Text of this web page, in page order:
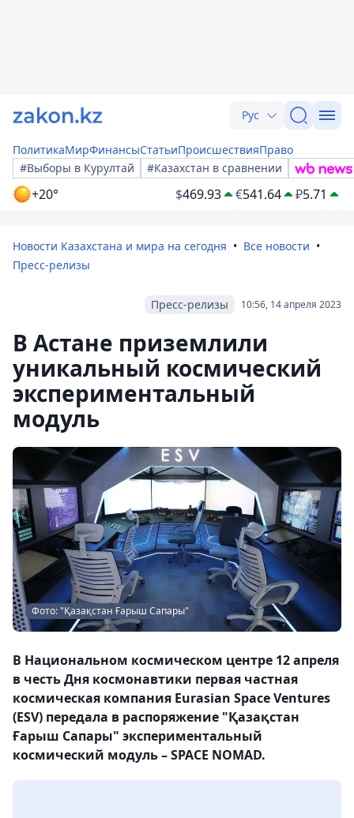
Рус
ПолитикаМирФинансыСтатьиПроисшествияПраво
#Выборы в Курултай
#Казахстан в сравнении
+20° $469.93 €541.64 ₽5.71
Новости Казахстана и мира на сегодня
Все новости
Пресс-релизы
10:56, 14 апреля 2023
Пресс-релизы
В Астане приземлили
уникальный космический
экспериментальный
модуль
Фото: "Қазақстан Ғарыш Сапары"
В Национальном космическом центре 12 апреля
в честь Дня космонавтики первая частная
космическая компания Eurasian Space Ventures
(ESV) передала в распоряжение "Қазақстан
Ғарыш Сапары" экспериментальный
космический модуль – SPACE NOMAD.